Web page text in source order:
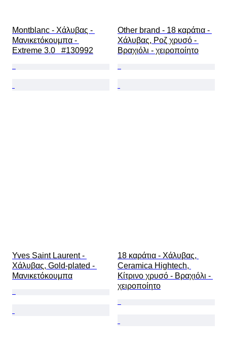
Montblanc - Χάλυβας -
Μανικετόκουμπα -
Extreme 3.0   #130992
Other brand - 18 καράτια -
Χάλυβας, Ροζ χρυσό -
Βραχιόλι - χειροποίητο
Yves Saint Laurent -
Χάλυβας, Gold-plated -
Μανικετόκουμπα
18 καράτια - Χάλυβας,
Ceramica Hightech,
Κίτρινο χρυσό - Βραχιόλι -
χειροποίητο